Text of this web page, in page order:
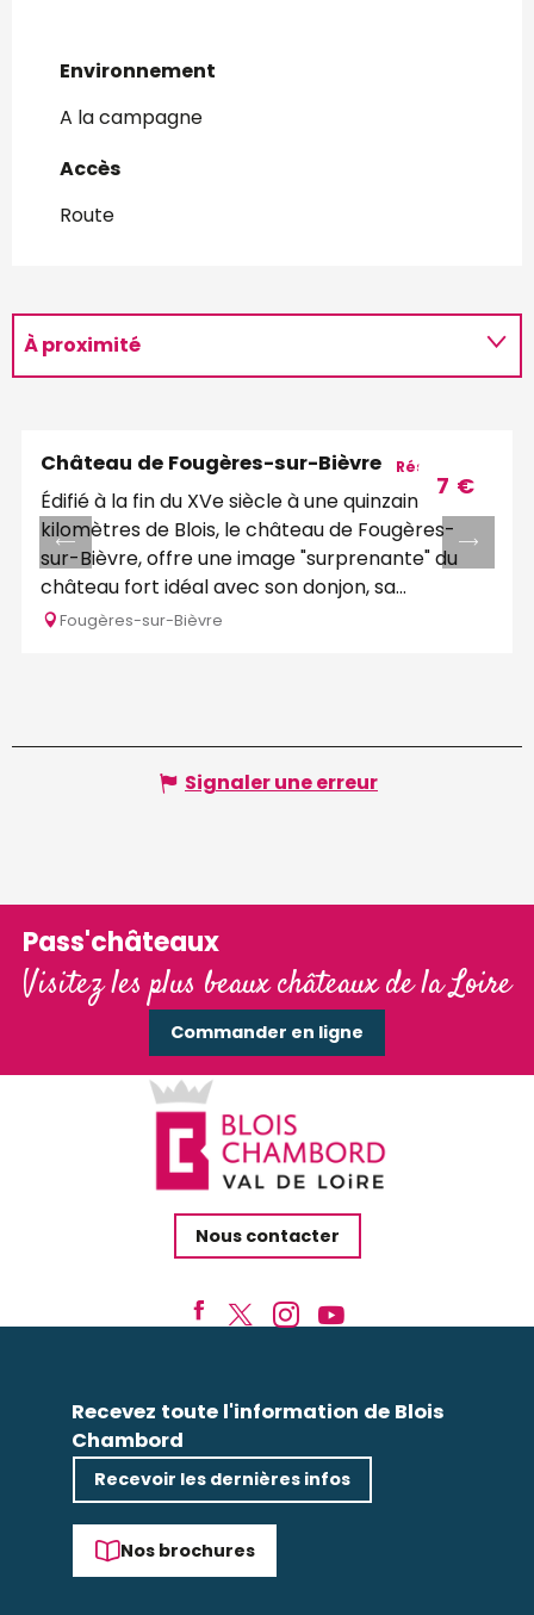
Environnement
Environnement
A la campagne
Accès
Accès
Route
À proximité
7 €
Château de Fougères-sur-Bièvre
Édifié à la fin du XVe siècle à une quinzaine de
kilomètres de Blois, le château de Fougères-
sur-Bièvre, offre une image "surprenante" du
château fort idéal avec son donjon, sa...
Fougères-sur-Bièvre
Réservable
Signaler une erreur
Pass'châteaux
Visitez les plus beaux châteaux de la Loire
Commander en ligne
Nous contacter
Recevez toute l'information de Blois
Chambord
Recevoir les dernières infos
Nos brochures